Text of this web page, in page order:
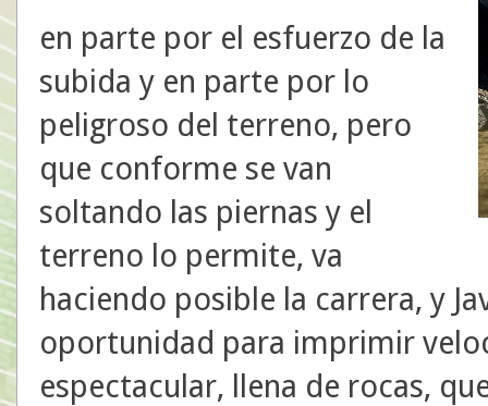
en parte por el esfuerzo de la
subida y en parte por lo
peligroso del terreno, pero
que conforme se van
soltando las piernas y el
terreno lo permite, va
haciendo posible la carrera, y
oportunidad para imprimir
espectacular, llena de rocas,